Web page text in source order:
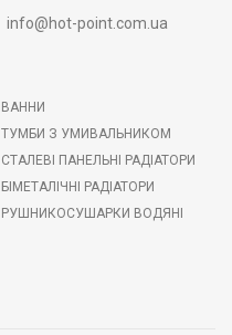
info@hot-point.com.ua
ВАННИ
ТУМБИ З УМИВАЛЬНИКОМ
СТАЛЕВІ ПАНЕЛЬНІ РАДІАТОРИ
БІМЕТАЛІЧНІ РАДІАТОРИ
РУШНИКОСУШАРКИ ВОДЯНІ